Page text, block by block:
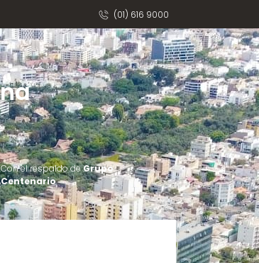
(01) 616 9000
Con el respaldo deGrupo
Centenario